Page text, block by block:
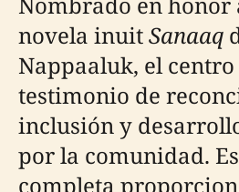
novela inuitSanaaq
Nappaaluk, el centro
testimonio de
inclusión y
por la comunidad.
completa